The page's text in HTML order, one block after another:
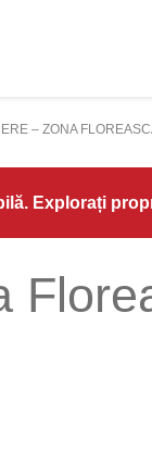
– ZONA
Explorați